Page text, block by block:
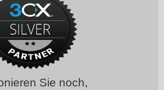
Sie noch,